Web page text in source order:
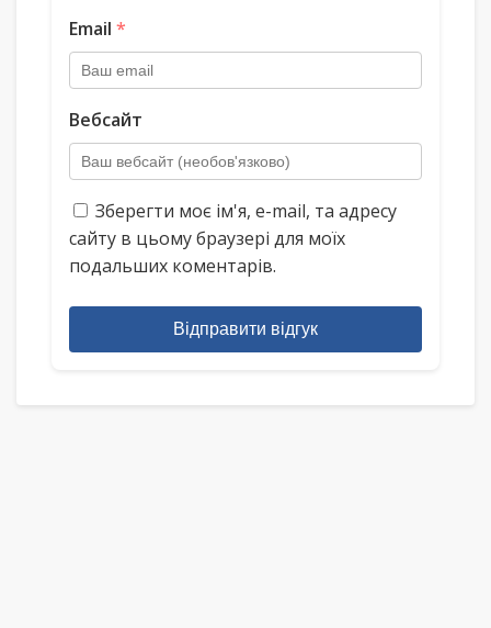
Email *
Вебсайт
Зберегти моє ім'я, e-mail, та адресу
сайту в цьому браузері для моїх
подальших коментарів.
Відправити відгук